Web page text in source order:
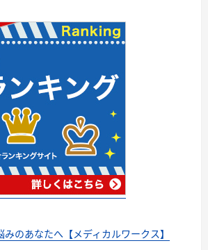
のあなたへ【メディカルワークス】